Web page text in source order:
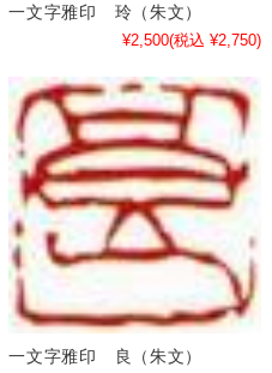
一文字雅印 玲（朱文）
¥2,500(税込 ¥2,750)
一文字雅印 良（朱文）